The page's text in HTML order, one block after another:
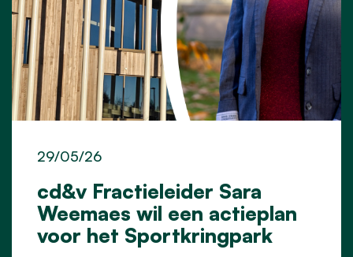
cd&v Fractieleider Sara
Weemaes wil een actieplan
voor het Sportkringpark
29/05/26